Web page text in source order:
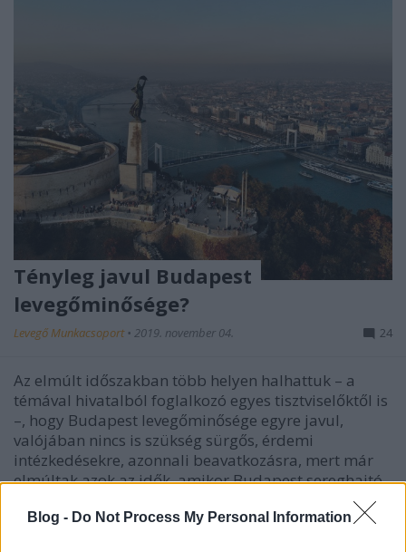
Blog - Do Not Process My Personal Information
Tényleg javul Budapest
levegőminősége?
Levegő Munkacsoport • 2019. november 04. 24
Az elmúlt időszakban több helyen halhattuk – a
témával hivatalból foglalkozó egyes tisztviselőktől is
–, hogy Budapest levegőminősége egyre javul,
valójában nincs is szükség sürgős, érdemi
intézkedésekre, azonnali beavatkozásra, mert már
elmúltak azok az idők, amikor Budapest sereghajtó